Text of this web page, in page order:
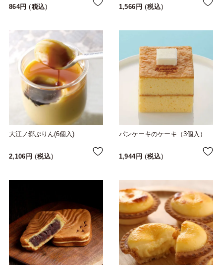
864 税込 1,566 税込
大江ノ郷ぷりん(6個入)
2,106 税込
パンケーキのケーキ（3個入）
1,944 税込